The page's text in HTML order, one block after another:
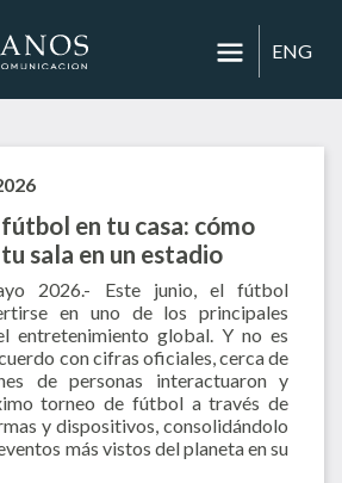
ENG
en tu casa: cómo
sala en un estadio
2026.- Este junio, el fútbol
en uno de los principales
entretenimiento global. Y no es
con cifras oficiales, cerca de
de personas interactuaron y
torneo de fútbol a través de
y dispositivos, consolidándolo
más vistos del planeta en su